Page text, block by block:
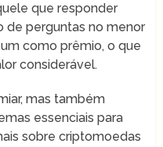
que responder
de perguntas no menor
como prêmio, o que
considerável.
mas também
essenciais para
sobre criptomoedas